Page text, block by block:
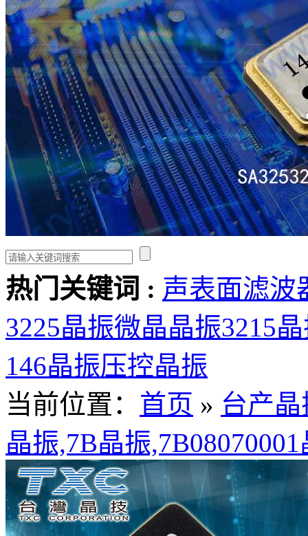
热门关键词 : 声表面滤波
3225晶振微晶晶振3215
146晶振压控晶振
当前位置： 首页 » 台产晶
晶振,7B晶振